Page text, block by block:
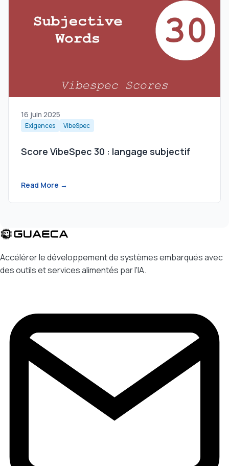
16 juin 2025
Exigences VibeSpec
Score VibeSpec 30 : langage subjectif
Read More →
Accélérer le développement de systèmes embarqués avec
des outils et services alimentés par l'IA.